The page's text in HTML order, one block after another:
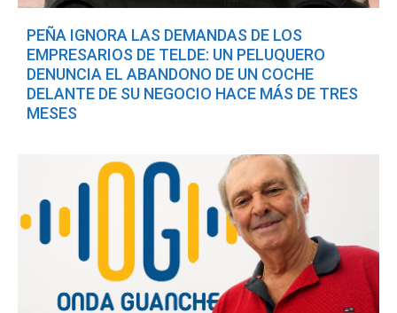
PEÑA IGNORA LAS DEMANDAS DE LOS
EMPRESARIOS DE TELDE: UN PELUQUERO
DENUNCIA EL ABANDONO DE UN COCHE
DELANTE DE SU NEGOCIO HACE MÁS DE TRES
MESES